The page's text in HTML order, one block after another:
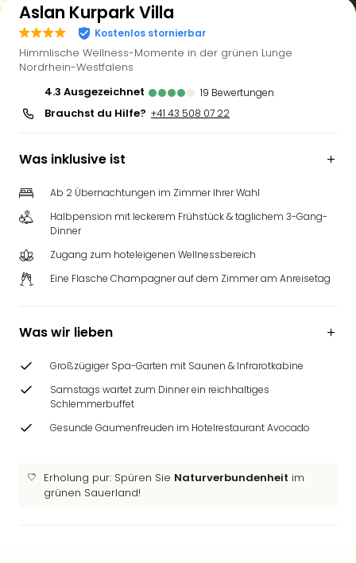
Aslan Kurpark Villa
Kostenlos stornierbar
Himmlische Wellness-Momente in der grünen Lunge
Nordrhein-Westfalens
4.3
ausgezeichnet 19 Bewertungen
Brauchst du Hilfe? +41 43 508 07 22
Was inklusive ist
Ab 2 Übernachtungen im Zimmer Ihrer Wahl
Halbpension mit leckerem Frühstück & täglichem 3-Gang-
Dinner
Zugang zum hoteleigenen Wellnessbereich
Eine Flasche Champagner auf dem Zimmer am Anreisetag
Was wir lieben
Großzügiger Spa-Garten mit Saunen & Infrarotkabine
Samstags wartet zum Dinner ein reichhaltiges
Schlemmerbuffet
Gesunde Gaumenfreuden im Hotelrestaurant Avocado
Erholung pur: Spüren Sie Naturverbundenheit im
grünen Sauerland!